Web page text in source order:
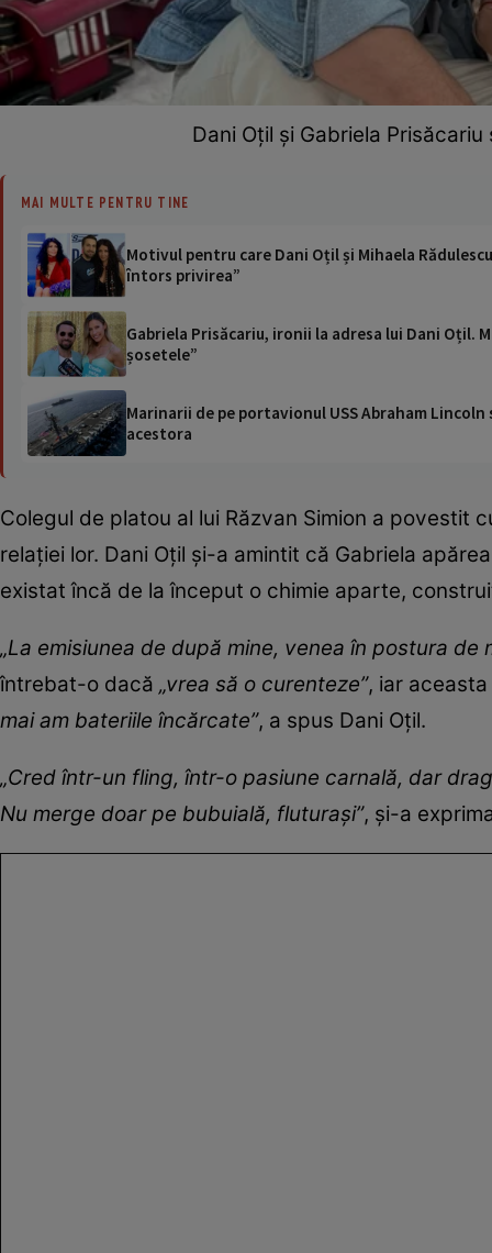
Dani Oțil și Gabriela
MAI MULTE PENTRU TINE
Motivul pentru care Dani Oțil și Mihaela
întors privirea”
Gabriela Prisăcariu, ironii la adresa lui Dani Oțil.
șosetele”
Marinarii de pe portavionul USS Abraham
acestora
Colegul de platou al lui Răzvan Simion a
relației lor. Dani Oțil și-a amintit că Gabriela
existat încă de la început o chimie aparte,
„La emisiunea de după mine, venea în postura de
întrebat-o dacă „vrea să o curenteze”, iar
mai am bateriile încărcate”, a spus Dani Oțil.
„Cred într-un fling, într-o pasiune carnală, dar
Nu merge doar pe bubuială, fluturași”, și-a